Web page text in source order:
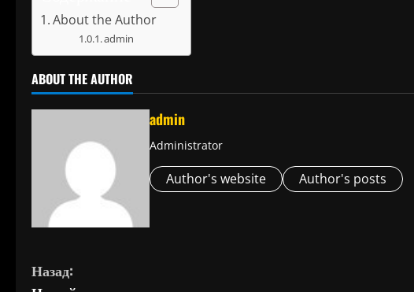
About the Author
admin
ABOUT THE AUTHOR
admin
Administrator
Author's website Author's posts
П
Назад: